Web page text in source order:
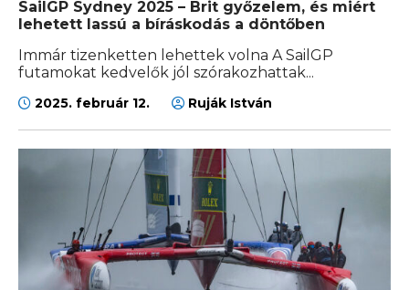
SailGP Sydney 2025 – Brit győzelem, és miért
lehetett lassú a bíráskodás a döntőben
Immár tizenketten lehettek volna A SailGP
futamokat kedvelők jól szórakozhattak...
2025. február 12. Ruják István